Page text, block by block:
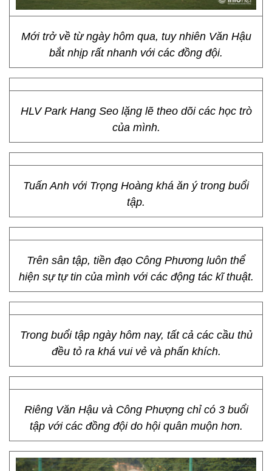
Mới trở về từ ngày hôm qua, tuy nhiên Văn Hậu
bắt nhịp rất nhanh với các đồng đội.
HLV Park Hang Seo lặng lẽ theo dõi các học trò
của mình.
Tuấn Anh với Trọng Hoàng khá ăn ý trong buổi
tập.
Trên sân tập, tiền đạo Công Phương luôn thể
hiện sự tự tin của mình với các động tác kĩ thuật.
Trong buổi tập ngày hôm nay, tất cả các cầu thủ
đều tỏ ra khá vui vẻ và phấn khích.
Riêng Văn Hậu và Công Phượng chỉ có 3 buổi
tập với các đồng đội do hội quân muộn hơn.